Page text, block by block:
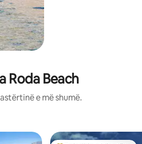
Roda Beach
e më shumë.